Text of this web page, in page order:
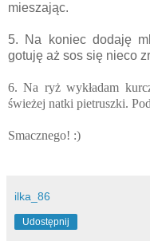
mieszając.
5. Na koniec dodaję
gotuję aż sos się nieco
6. Na ryż wykładam
świeżej natki pietruszki.
Smacznego! :)
ilka_86
Udostępnij